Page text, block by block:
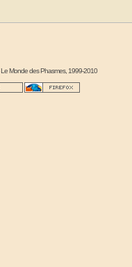
Le Monde des Phasmes, 1999-2010